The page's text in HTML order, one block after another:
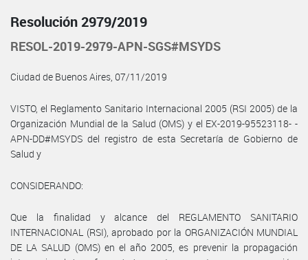
Resolución 2979/2019
RESOL-2019-2979-APN-SGS#MSYDS
Ciudad de Buenos Aires, 07/11/2019
VISTO, el Reglamento Sanitario Internacional 2005 (RSI 2005) de la
Organización Mundial de la Salud (OMS) y el EX-2019-95523118- -
APN-DD#MSYDS del registro de esta Secretaría de Gobierno de
Salud y
CONSIDERANDO:
Que la finalidad y alcance del REGLAMENTO SANITARIO
INTERNACIONAL (RSI), aprobado por la ORGANIZACIÓN MUNDIAL
DE LA SALUD (OMS) en el año 2005, es prevenir la propagación